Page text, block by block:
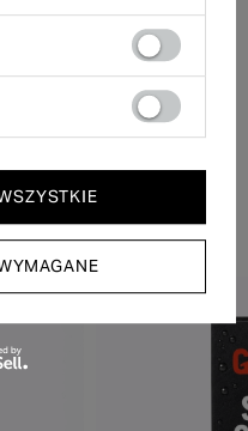
i wysyłamy w 24h.